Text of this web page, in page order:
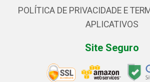
POLÍTICA DE PRIVACIDADE E
APLICATIVOS
Site Seguro